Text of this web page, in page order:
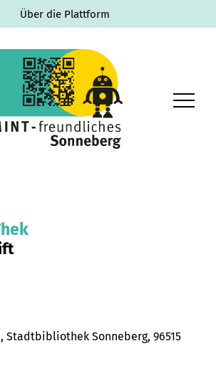
Über die Plattform
& Studium
Stadtbibliothek Sonneberg, 96515